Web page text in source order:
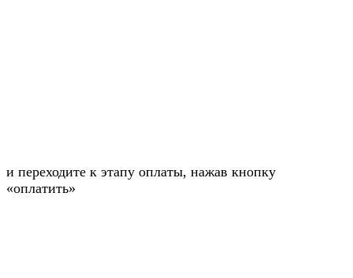
и переходите к этапу оплаты, нажав кнопку
«оплатить»